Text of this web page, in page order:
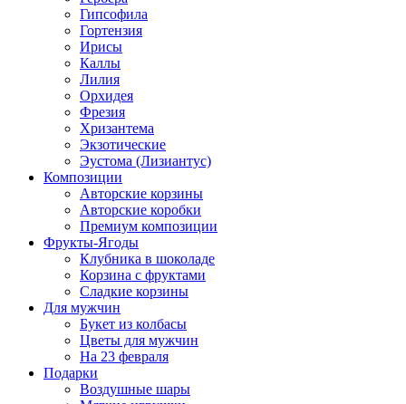
Гипсофила
Гортензия
Ирисы
Каллы
Лилия
Орхидея
Фрезия
Хризантема
Экзотические
Эустома (Лизиантус)
Композиции
Авторские корзины
Авторские коробки
Премиум композиции
Фрукты-Ягоды
Клубника в шоколаде
Корзина с фруктами
Сладкие корзины
Для мужчин
Букет из колбасы
Цветы для мужчин
На 23 февраля
Подарки
Воздушные шары